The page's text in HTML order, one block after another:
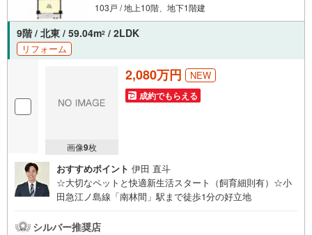
103戸 / 地上10階、地下1階建
9階 / 北東 / 59.04m2 / 2LDK
リフォーム
画像9枚
2,080万円 NEW
成約でもらえる
おすすめポイント 伊田 直斗
☆大切なペットと快適新生活スタート（飼育細則有）☆小
田急江ノ島線「南林間」駅まで徒歩1分の好立地
シルバー推奨店